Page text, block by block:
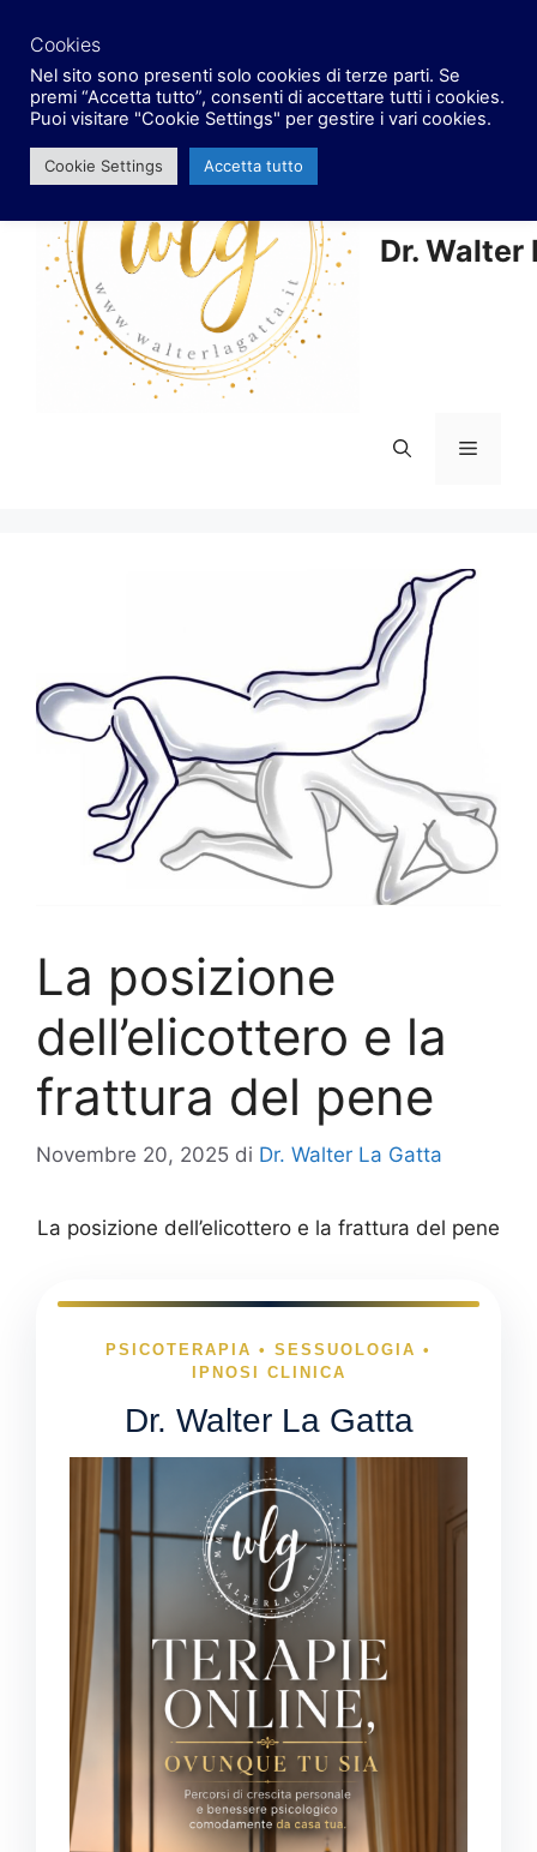
contenuto
Dr. Walter
Menu
La posizione
dell’elicottero e la
frattura del pene
Novembre 20, 2025 di Dr. Walter La Gatta
La posizione dell’elicottero e la frattura del pene
PSICOTERAPIA • SESSUOLOGIA •
IPNOSI CLINICA
Dr. Walter La Gatta
Cookies
Nel sito sono presenti solo cookies di terze parti. Se
premi “Accetta tutto”, consenti di accettare tutti i cookies.
Puoi visitare "Cookie Settings" per gestire i vari cookies.
Cookie Settings Accetta tutto